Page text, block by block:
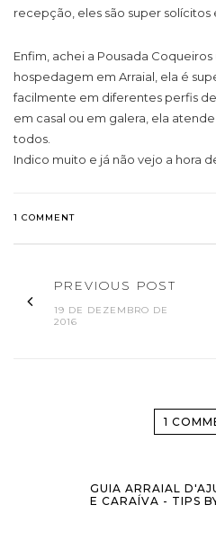
recepção, eles são super solícitos
Enfim, achei a Pousada
hospedagem em Arraial, ela é
facilmente em diferentes perfis
em casal ou em galera, ela
todos.
Indico muito e já não vejo a hora
1 COMMENT
PREVIOUS POST
19 DE DEZEMBRO DE
2016
1
GUIA ARRAIAL
E CARAÍVA - TIPS